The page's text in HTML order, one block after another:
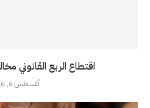
اقتطاع الربع القانوني
أغسطس 6, 2026